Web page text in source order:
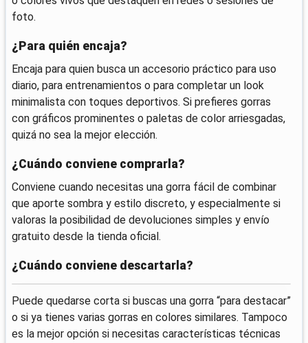
foto.
¿Para quién encaja?
Encaja para quien busca un accesorio práctico para uso
diario, para entrenamientos o para completar un look
minimalista con toques deportivos. Si prefieres gorras
con gráficos prominentes o paletas de color arriesgadas,
quizá no sea la mejor elección.
¿Cuándo conviene comprarla?
Conviene cuando necesitas una gorra fácil de combinar
que aporte sombra y estilo discreto, y especialmente si
valoras la posibilidad de devoluciones simples y envío
gratuito desde la tienda oficial.
¿Cuándo conviene descartarla?
Puede quedarse corta si buscas una gorra “para destacar”
o si ya tienes varias gorras en colores similares. Tampoco
es la mejor opción si necesitas características técnicas